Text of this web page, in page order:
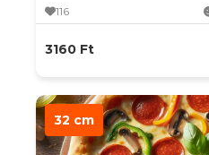
116
3160 Ft
32 cm